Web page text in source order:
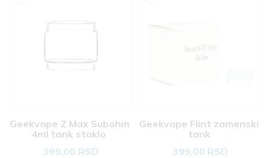
Geekvape Z Max Subohm
4ml tank staklo
399,00 RSD
Geekvape Flint zamenski
tank
399,00 RSD